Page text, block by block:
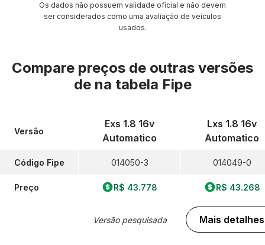
Os dados não possuem validade oficial e não devem
ser considerados como uma avaliação de veículos
usados.
Compare preços de outras versões
de na tabela Fipe
Versão
Código Fipe
Preço
Exs 1.8 16v
Automatico
014050-3
R$ 43.778
Versão pesquisada
Lxs 1.8 16v
Automatico
014049-0
R$ 43.268
Mais detalhes